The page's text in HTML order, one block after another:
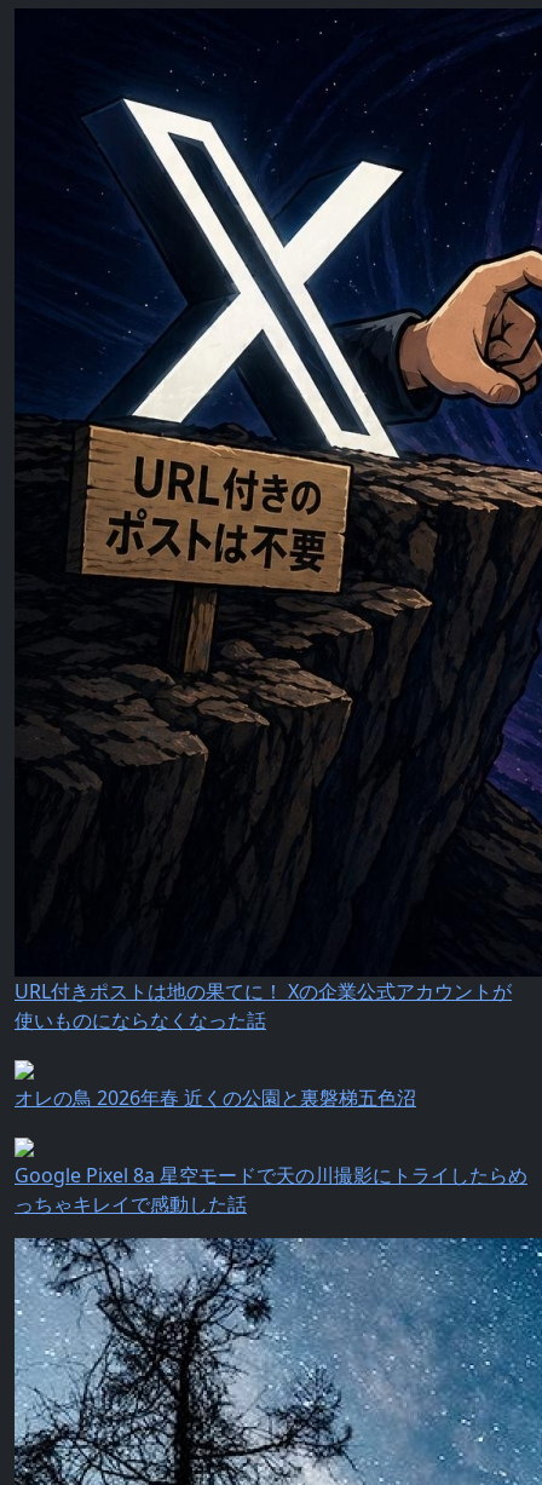
URL付きポストは地の果てに！ Xの企業公式アカウントが
使いものにならなくなった話
オレの鳥 2026年春 近くの公園と裏磐梯五色沼
Google Pixel 8a 星空モードで天の川撮影にトライしたらめ
っちゃキレイで感動した話